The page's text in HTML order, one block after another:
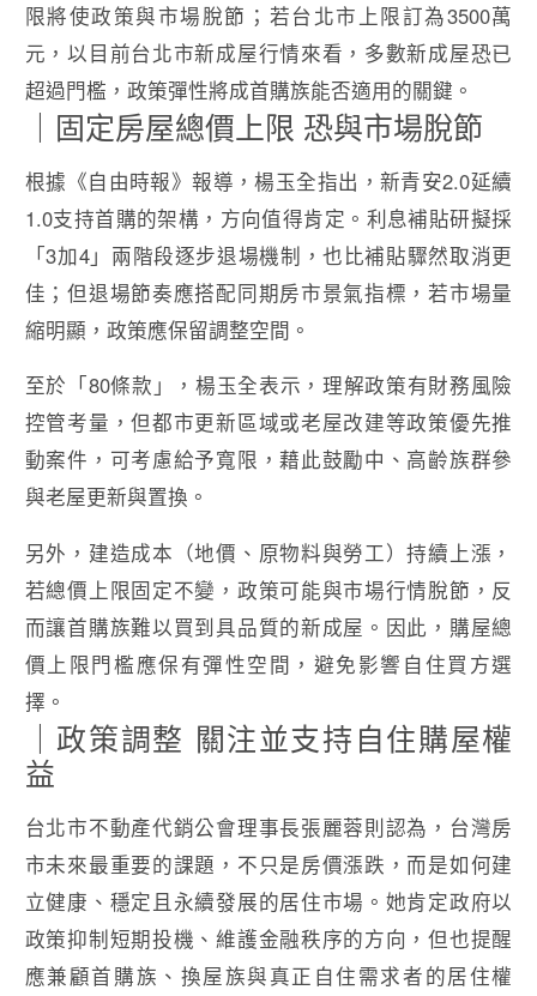
限將使政策與市場脫節；若台北市上限訂為3500萬
元，以目前台北市新成屋行情來看，多數新成屋恐已
超過門檻，政策彈性將成首購族能否適用的關鍵。
｜固定房屋總價上限 恐與市場脫節
根據《自由時報》報導，楊玉全指出，新青安2.0延續
1.0支持首購的架構，方向值得肯定。利息補貼研擬採
「3加4」兩階段逐步退場機制，也比補貼驟然取消更
佳；但退場節奏應搭配同期房市景氣指標，若市場量
縮明顯，政策應保留調整空間。
至於「80條款」，楊玉全表示，理解政策有財務風險
控管考量，但都市更新區域或老屋改建等政策優先推
動案件，可考慮給予寬限，藉此鼓勵中、高齡族群參
與老屋更新與置換。
另外，建造成本（地價、原物料與勞工）持續上漲，
若總價上限固定不變，政策可能與市場行情脫節，反
而讓首購族難以買到具品質的新成屋。因此，購屋總
價上限門檻應保有彈性空間，避免影響自住買方選
擇。
｜政策調整 關注並支持自住購屋權
益
台北市不動產代銷公會理事長張麗蓉則認為，台灣房
市未來最重要的課題，不只是房價漲跌，而是如何建
立健康、穩定且永續發展的居住市場。她肯定政府以
政策抑制短期投機、維護金融秩序的方向，但也提醒
應兼顧首購族、換屋族與真正自住需求者的居住權